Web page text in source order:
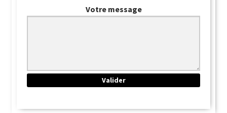
Votre message